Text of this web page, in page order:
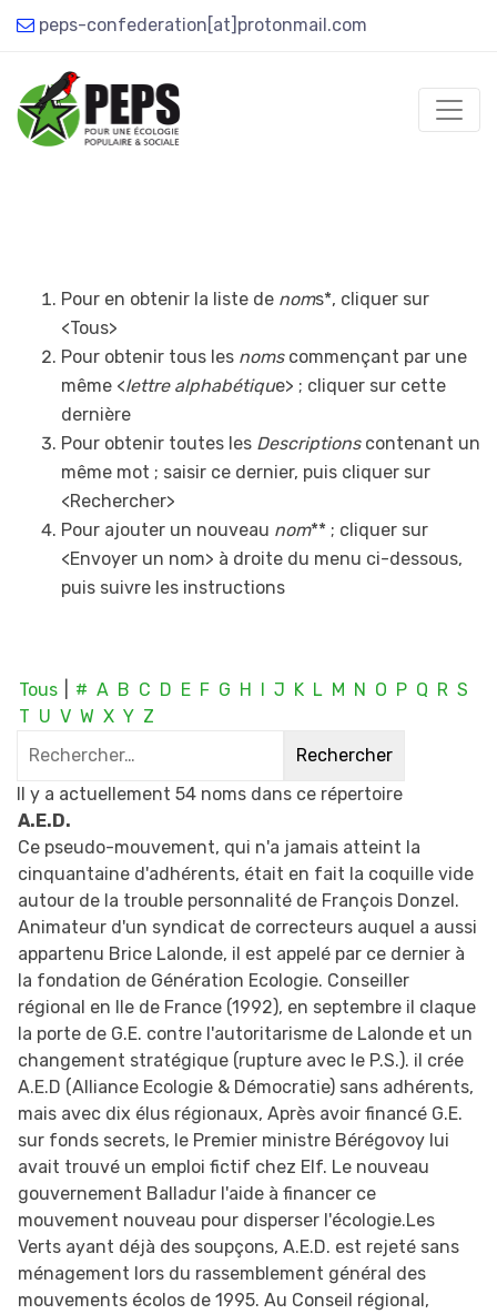
peps-confederation[at]protonmail.com
Pour en obtenir la liste de noms*, cliquer sur
<Tous>
Pour obtenir tous les nomscommençant par une
même <lettre alphabétique> ; cliquer sur cette
dernière
Pour obtenir toutes les Descriptionscontenant un
même mot ; saisir ce dernier, puis cliquer sur
<Rechercher>
Pour ajouter un nouveau nom** ; cliquer sur
<Envoyer un nom> à droite du menu ci-dessous,
puis suivre les instructions
Tous # A B C D E F G H I J K L M N O P Q R S
T U V W X Y Z
Il y a actuellement 54 noms dans ce répertoire
A.E.D.
Ce pseudo-mouvement, qui n'a jamais atteint la
cinquantaine d'adhérents, était en fait la coquille vide
autour de la trouble personnalité de François Donzel.
Animateur d'un syndicat de correcteurs auquel a aussi
appartenu Brice Lalonde, il est appelé par ce dernier à
la fondation de Génération Ecologie. Conseiller
régional en Ile de France (1992), en septembre il claque
la porte de G.E. contre l'autoritarisme de Lalonde et un
changement stratégique (rupture avec le P.S.). il crée
A.E.D (Alliance Ecologie & Démocratie) sans adhérents,
mais avec dix élus régionaux, Après avoir financé G.E.
sur fonds secrets, le Premier ministre Bérégovoy lui
avait trouvé un emploi fictif chez Elf. Le nouveau
gouvernement Balladur l'aide à financer ce
mouvement nouveau pour disperser l'écologie.Les
Verts ayant déjà des soupçons, A.E.D. est rejeté sans
ménagement lors du rassemblement général des
mouvements écolos de 1995. Au Conseil régional,